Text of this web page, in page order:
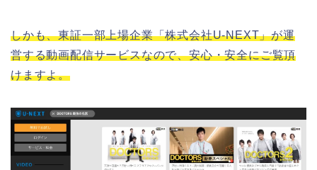
しかも、東証一部上場企業「株式会社U-NEXT」が運
営する動画配信サービスなので、安心・安全にご覧頂
けますよ。